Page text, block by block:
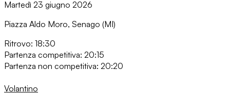
Martedì 23 giugno 2026
Piazza Aldo Moro, Senago (MI)
Ritrovo: 18:30
Partenza competitiva: 20:15
Partenza non competitiva: 20:20
Volantino